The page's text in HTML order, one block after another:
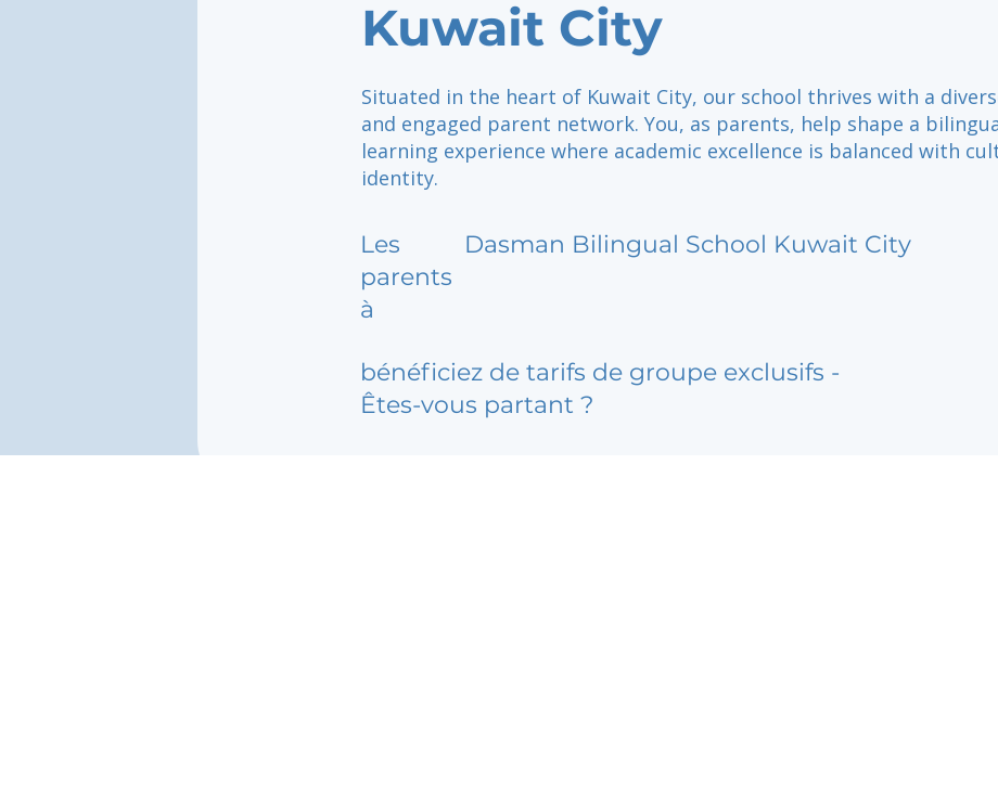
Kuwait City
Situated in the heart of Kuwait City, our school thrives with a
and engaged parent network. You, as parents, help shape a
learning experience where academic excellence is balanced with
identity.
Les
parents
à
Dasman Bilingual School Kuwait City
bénéficiez de tarifs de groupe exclusifs -
Êtes-vous partant ?